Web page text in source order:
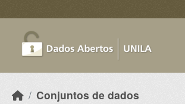
Conjuntos de dados